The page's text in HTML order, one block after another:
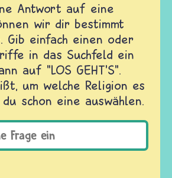
Antwort auf eine
wir dir bestimmt
Gib einfach einen oder
in das Suchfeld ein
auf "LOS GEHT'S".
um welche Religion es
schon eine auswählen.